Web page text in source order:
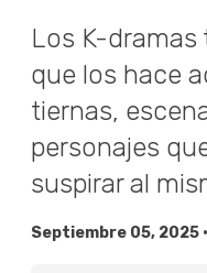
Los K-
que los hace
tiernas,
personajes
suspirar al
Septiembre 05, 2025 •